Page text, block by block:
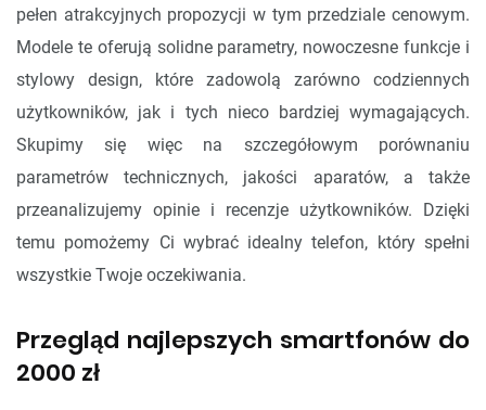
pełen atrakcyjnych propozycji w tym przedziale cenowym.
Modele te oferują solidne parametry, nowoczesne funkcje i
stylowy design, które zadowolą zarówno codziennych
użytkowników, jak i tych nieco bardziej wymagających.
Skupimy się więc na szczegółowym porównaniu
parametrów technicznych, jakości aparatów, a także
przeanalizujemy opinie i recenzje użytkowników. Dzięki
temu pomożemy Ci wybrać idealny telefon, który spełni
wszystkie Twoje oczekiwania.
Przegląd najlepszych smartfonów do
2000 zł